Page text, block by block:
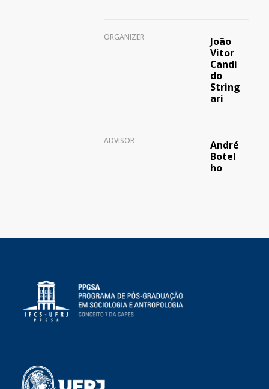
ORGANIZER
João
Vitor
Candi
do
String
ari
ADVISOR
André
Botel
ho